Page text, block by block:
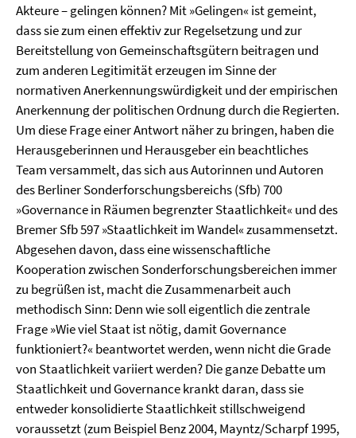
Akteure – gelingen können? Mit »Gelingen« ist gemeint,
dass sie zum einen effektiv zur Regelsetzung und zur
Bereitstellung von Gemeinschaftsgütern beitragen und
zum anderen Legitimität erzeugen im Sinne der
normativen Anerkennungswürdigkeit und der empirischen
Anerkennung der politischen Ordnung durch die Regierten.
Um diese Frage einer Antwort näher zu bringen, haben die
Herausgeberinnen und Herausgeber ein beachtliches
Team versammelt, das sich aus Autorinnen und Autoren
des Berliner Sonderforschungsbereichs (Sfb) 700
»Governance in Räumen begrenzter Staatlichkeit« und des
Bremer Sfb 597 »Staatlichkeit im Wandel« zusammensetzt.
Abgesehen davon, dass eine wissenschaftliche
Kooperation zwischen Sonderforschungsbereichen immer
zu begrüßen ist, macht die Zusammenarbeit auch
methodisch Sinn: Denn wie soll eigentlich die zentrale
Frage »Wie viel Staat ist nötig, damit Governance
funktioniert?« beantwortet werden, wenn nicht die Grade
von Staatlichkeit variiert werden? Die ganze Debatte um
Staatlichkeit und Governance krankt daran, dass sie
entweder konsolidierte Staatlichkeit stillschweigend
voraussetzt (zum Beispiel Benz 2004, Mayntz/Scharpf 1995,